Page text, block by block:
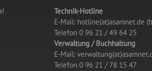
Technik-Hotline
E-Mail: hotline(at)asamnet.de
Telefon 0 96 21 / 49 64 25
Verwaltung / Buchhaltung
E-Mail:
Telefon 0 96 21 / 78 15 47